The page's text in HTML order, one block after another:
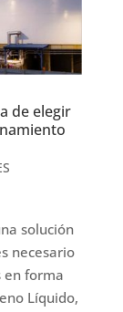
de elegir
solución
necesario
en forma
Líquido,